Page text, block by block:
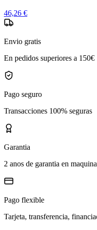
46,26 €
Envio gratis
En pedidos superiores a 150€
Pago seguro
Transacciones 100% seguras
Garantia
2 anos de garantia en
Pago flexible
Tarjeta, transferencia,